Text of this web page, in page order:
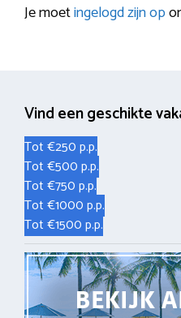
Je moetingelogd zijn op
Vind een geschikte
Tot €250 p.p.
Tot €500 p.p.
Tot €750 p.p.
Tot €1000 p.p.
Tot €1500 p.p.